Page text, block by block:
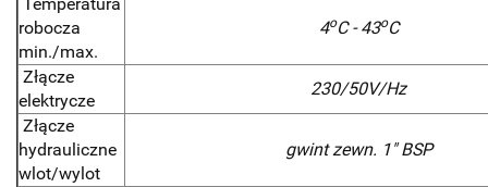
robocza
min./max.
4oC - 43oC
Złącze
elektrycze
230/50V/Hz
Złącze
hydrauliczne
wlot/wylot
gwint zewn. 1" BSP